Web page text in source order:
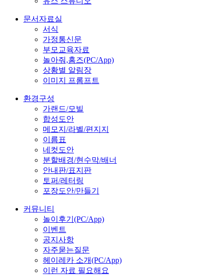
문서자료실
서식
가정통신문
부모교육자료
놀아줘,홈즈(PC/App)
상황별 알림장
이미지 프롬프트
환경구성
가랜드/모빌
합성도안
메모지/라벨/편지지
이름표
네컷도안
분할배경/현수막/배너
안내판/표지판
토퍼/레터링
포장도안/만들기
커뮤니티
놀이후기(PC/App)
이벤트
공지사항
자주묻는질문
헤이레카 소개(PC/App)
이런 자료 필요해요